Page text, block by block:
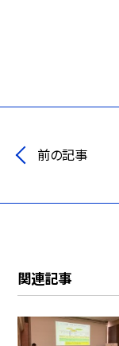
前の記事
関連記事